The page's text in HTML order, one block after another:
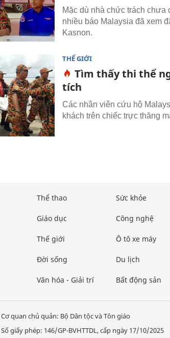
Mặc dù nhà chức trách chưa
nhiều báo Malaysia đã xem
Kasnon.
THẾ GIỚI
Tìm thấy thi thể
tích
Các nhân viên cứu hộ
khách trên chiếc trực thăng
Thể thao
Giáo dục
Thế giới
Đời sống
Văn hóa - Giải trí
Sức khỏe
Công nghệ
Ô tô xe máy
Du lịch
Bất động sản
Cơ quan chủ quản: Bộ Dân tộc và Tôn giáo
Số giấy phép: 146/GP-BVHTTDL, cấp ngày 17/10/2025